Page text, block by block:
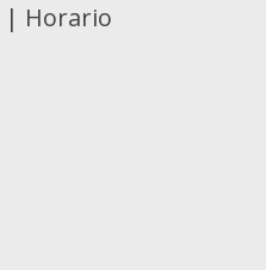
| Horario